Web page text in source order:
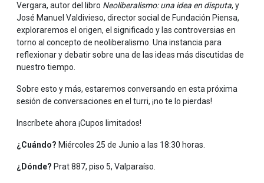
Vergara, autor del libro Neoliberalismo: una idea en disputa, y
José Manuel Valdivieso, director social de Fundación Piensa,
exploraremos el origen, el significado y las controversias en
torno al concepto de neoliberalismo. Una instancia para
reflexionar y debatir sobre una de las ideas más discutidas de
nuestro tiempo.
Sobre esto y más, estaremos conversando en esta próxima
sesión de conversaciones en el turri, ¡no te lo pierdas!
Inscríbete ahora ¡Cupos limitados!
¿Cuándo? Miércoles 25 de Junio a las 18:30 horas.
¿Dónde? Prat 887, piso 5, Valparaíso.